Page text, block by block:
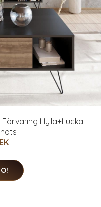
Förvaring Hylla+Lucka